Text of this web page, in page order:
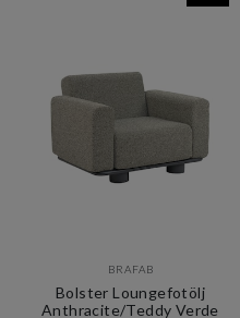
BRAFAB
Bolster Loungefotölj
Anthracite/Teddy Verde